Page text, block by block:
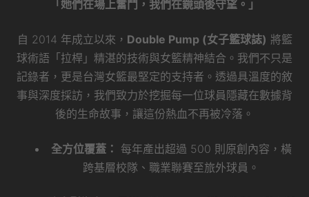
「她們在場上奮鬥，我們在鏡頭後守望。」
自 2014 年成立以來， Double Pump (女子籃球誌) 將籃
球術語「拉桿」精湛的技術與女籃精神結合。我們不只是
記錄者，更是台灣女籃最堅定的支持者。透過具溫度的敘
事與深度採訪，我們致力於挖掘每一位球員隱藏在數據背
後的生命故事，讓這份熱血不再被冷落。
全方位覆蓋： 每年產出超過 500 則原創內容，橫
跨基層校隊、職業聯賽至旅外球員。